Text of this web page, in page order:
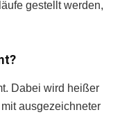
gestellt werden,
Dabei wird heißer
ausgezeichneter